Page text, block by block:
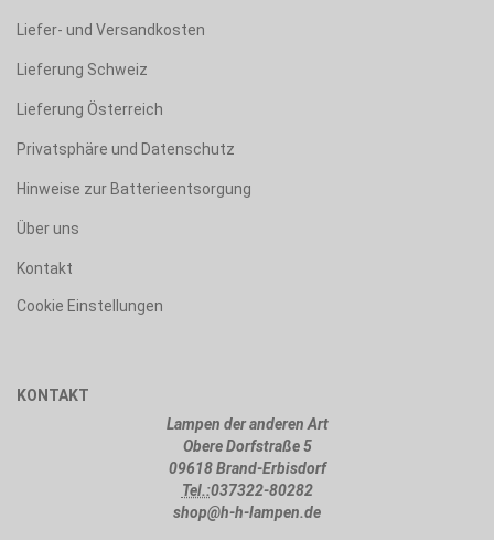
Liefer- und Versandkosten
Lieferung Schweiz
Lieferung Österreich
Privatsphäre und Datenschutz
Hinweise zur Batterieentsorgung
Über uns
Kontakt
Cookie Einstellungen
KONTAKT
Lampen der anderen Art
Obere Dorfstraße 5
09618 Brand-Erbisdorf
Tel.:037322-80282
shop@h-h-lampen.de